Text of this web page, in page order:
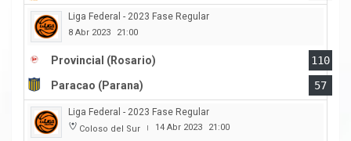
Liga Federal - 2023 Fase Regular
8 Abr 2023 21:00
Provincial (Rosario)
110
Paracao (Parana)
57
Liga Federal - 2023 Fase Regular
Coloso del Sur | 14 Abr 2023 21:00